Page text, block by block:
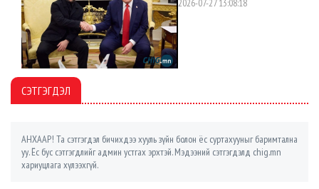
2026-07-27 13:08:18
СЭТГЭГДЭЛ
АНХААР! Та сэтгэгдэл бичихдээ хууль зүйн болон ёс суртахууныг баримтална
уу. Ёс бус сэтгэгдлийг админ устгах эрхтэй. Мэдээний сэтгэгдэлд chig.mn
хариуцлага хүлээхгүй.